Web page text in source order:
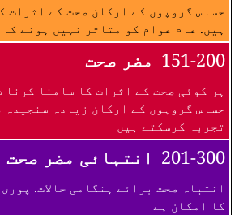
حساس گروپوں کے ارکان صحت کے اثرات
ہیں. عام عوام کو متاثر نہیں ہونے کا
151-200 مضر صحت
ہر کوئی صحت کے اثرات کا سامنا کرنا
حساس گروہوں کے ارکان زیادہ سنجیدہ
تجربہ کرسکتے ہیں
201-300 انتہائی مضر صحت
انتباہ صحت برائے ہنگامی حالات.
کا امکان ہے